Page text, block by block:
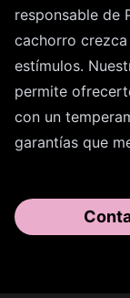
responsable de
cachorro
estímulos.
permite
con un
garantías que